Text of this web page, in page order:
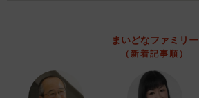
まいどなファミリー
（新着記事順）